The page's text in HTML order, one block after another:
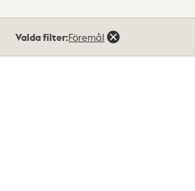
träffar
Valda filter:Föremål